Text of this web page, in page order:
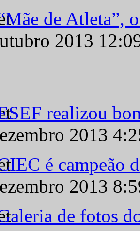
de Atleta”,
2013
realizou
2013
é campeão
2013
de fotos